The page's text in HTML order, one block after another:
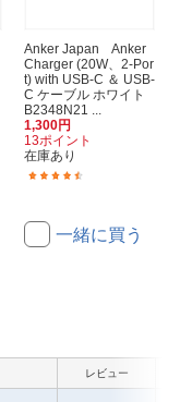
Anker Japan Anker
Charger (20W、2-Por
t) with USB-C ＆ USB-
C ケーブル ホワイト
B2348N21 ...
1,300円
13ポイント
在庫あり
一緒に買う
レビュー